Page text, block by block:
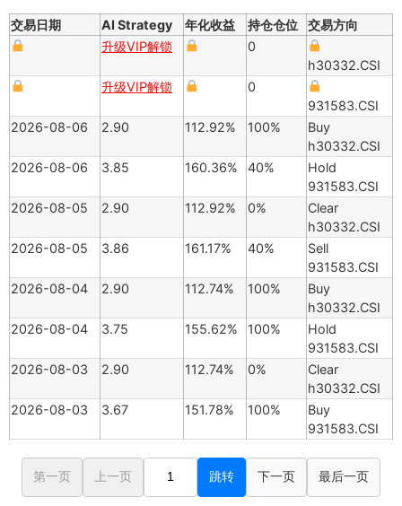
交易日期 AI Strategy 年化收益 持仓仓位
交易方向
升级VIP解锁
0
h30332.CSI
升级VIP解锁
0
931583.CSI
2026-08-06
2.90 112.92% 100%
Buy
h30332.CSI
2026-08-06
3.85 160.36% 40%
Hold
931583.CSI
2026-08-05
2.90 112.92% 0%
Clear
h30332.CSI
2026-08-05
3.86 161.17% 40%
Sell
931583.CSI
2026-08-04
2.90 112.74% 100%
Buy
h30332.CSI
2026-08-04
3.75 155.62% 100%
Hold
931583.CSI
2026-08-03
2.90 112.74% 0%
Clear
h30332.CSI
2026-08-03
3.67 151.78% 100%
Buy
931583.CSI
第一页 上一页 跳转 下一页 最后一页